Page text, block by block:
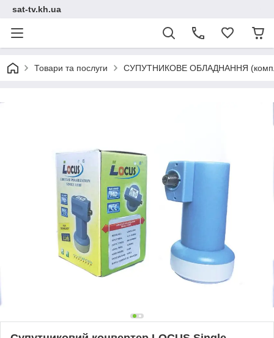
sat-tv.kh.ua
Товари та послуги СУПУТНИКОВЕ ОБЛАДНАННЯ